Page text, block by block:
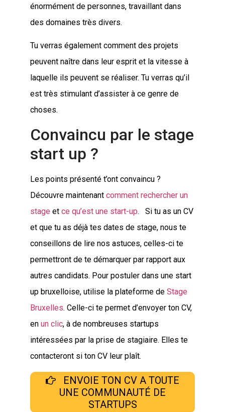
énormément de personnes, travaillant dans
des domaines très divers.
Tu verras également comment des projets
peuvent naître dans leur esprit et la vitesse à
laquelle ils peuvent se réaliser. Tu verras qu’il
est très stimulant d’assister à ce genre de
choses.
Convaincu par le stage
start up ?
Les points présenté t’ont convaincu ?
Découvre maintenant comment rechercher un
stage et ce qu’est une start-up. Si tu as un CV
et que tu as déjà tes dates de stage, nous te
conseillons de lire nos astuces, celles-ci te
permettront de te démarquer par rapport aux
autres candidats. Pour postuler dans une start
up bruxelloise, utilise la plateforme de Stage
Bruxelles. Celle-ci te permet d’envoyer ton CV,
en un clic, à de nombreuses startups
intéressées par la prise de stagiaire. Elles te
contacteront si ton CV leur plaît.
ENVOIE TON CV A TOUTE
UNE COMMUNAUTÉ DE
STARTUPS